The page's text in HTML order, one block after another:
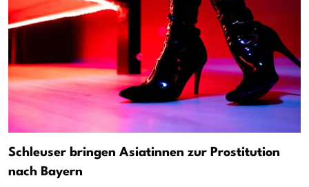
Schleuser bringen Asiatinnen zur Prostitution
nach Bayern